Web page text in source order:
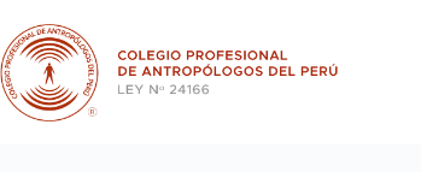
contenido